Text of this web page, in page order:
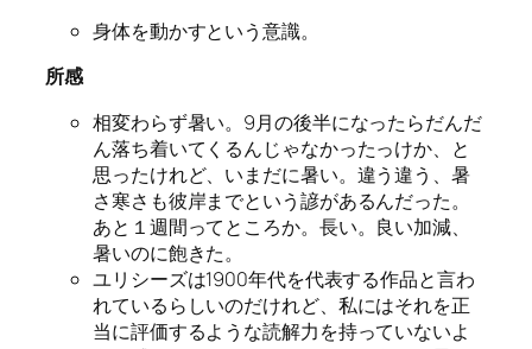
身体を動かすという意識。
所感
相変わらず暑い。9月の後半になったらだんだ
ん落ち着いてくるんじゃなかったっけか、と
思ったけれど、いまだに暑い。違う違う、暑
さ寒さも彼岸までという諺があるんだった。
あと１週間ってところか。長い。良い加減、
暑いのに飽きた。
ユリシーズは1900年代を代表する作品と言わ
れているらしいのだけれど、私にはそれを正
当に評価するような読解力を持っていないよ